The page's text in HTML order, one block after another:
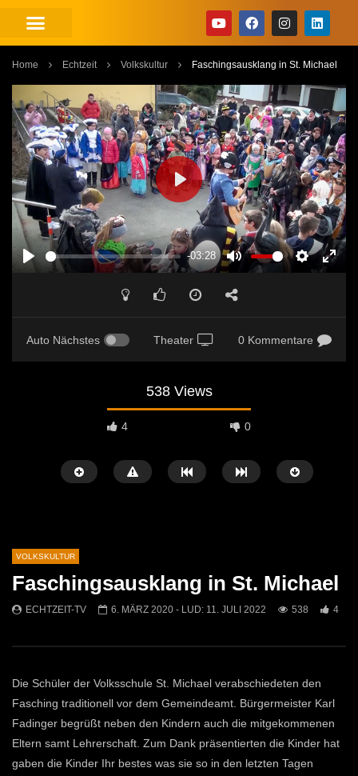
Home Echtzeit Volkskultur Faschingsausklang in St. Michael
PLAY
-03:28
MUTE SETTINGS
PLAY
Auto Nächstes Theater 0 Kommentare
538 Views
4 0
kehrt auf die Jöchlingerwiese zurück
760
ECHTZEIT-TV
16.
VOLKSKULTUR
Faschingsausklang in St. Michael
ECHTZEIT-TV 6. MÄRZ 2020 - LUD: 11. JULI 2022 538 4
Die Schüler der Volksschule St. Michael verabschiedeten den
Fasching traditionell vor dem Gemeindeamt. Bürgermeister Karl
Fadinger begrüßt neben den Kindern auch die mitgekommenen
Eltern samt Lehrerschaft. Zum Dank präsentierten die Kinder hat
gaben die Kinder Ihr bestes was sie so in den letzten Tagen